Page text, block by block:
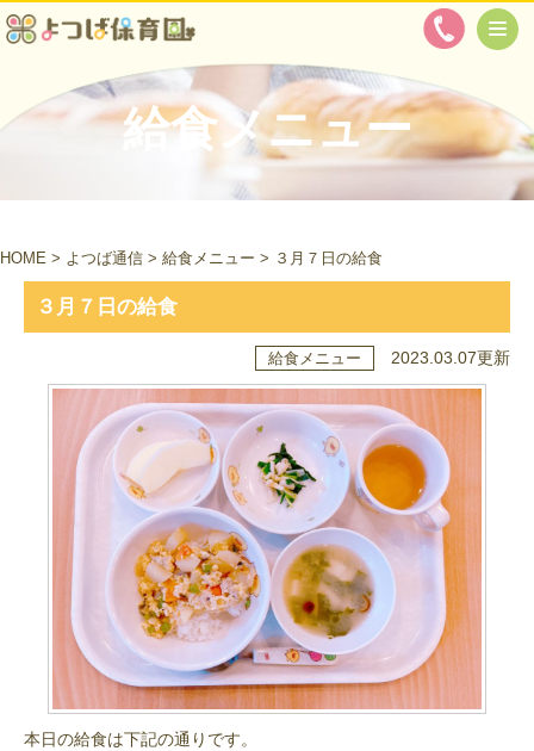
給食メニュー
HOME > よつば通信 > 給食メニュー > ３月７日の給食
３月７日の給食
給食メニュー 2023.03.07更新
本日の給食は下記の通りです。